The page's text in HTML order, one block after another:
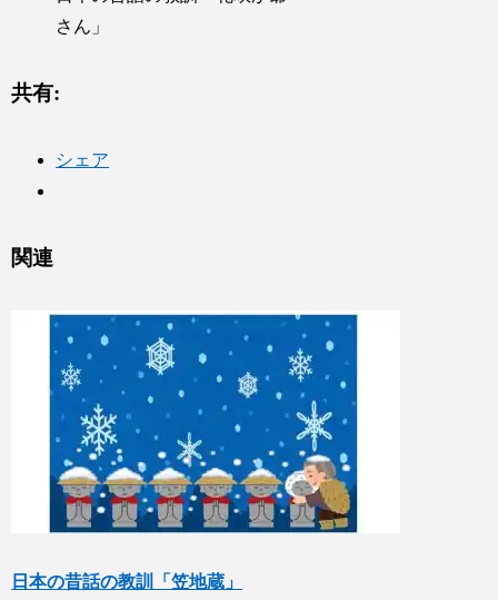
さん」
共有:
シェア
関連
日本の昔話の教訓「笠地蔵」